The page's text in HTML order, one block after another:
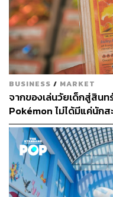
BUSINESS / MARKET
จากของเล่นวัยเด็กสู่สิน
Pokémon ไม่ได้มีแค่นักส
และ พ่อค้ากว้านซื้อ